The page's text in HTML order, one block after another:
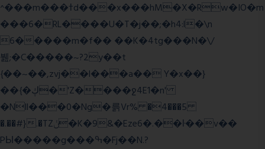
^���m���ߙd���x���hM�X�Rw�IO�m
���6�RL����U�T�j��;�h4:l�\n
6�����m�f�� ��K�4tg���N�\/
뷆;�C�����~?2y��t
{��~��,zvj��l���a�� Y�x��}
��{�ڮ�'Z����ջ4E1�n'
�Nll���0�Ng�륽Vr% �4���5
�.��#}.�TZݩ�K�9&�Eze6�.��ŀ��v��
PЫ�����g���ߒ�Fj��N.?